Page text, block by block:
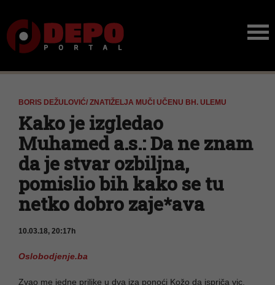
BORIS DEŽULOVIĆ/ ZNATIŽELJA MUČI UČENU BH. ULEMU
Kako je izgledao
Muhamed a.s.: Da ne znam
da je stvar ozbiljna,
pomislio bih kako se tu
netko dobro zaje*ava
10.03.18, 20:17h
Oslobodjenje.ba
Zvao me jedne prilike u dva iza ponoći Kožo da ispriča vic.